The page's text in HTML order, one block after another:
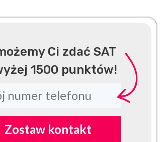
Ci zdać SAT
1500 punktów!
Zostaw kontakt